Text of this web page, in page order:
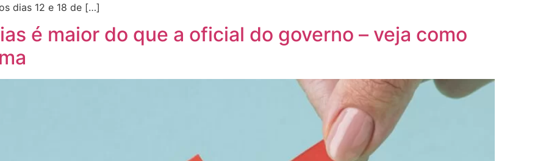
dias 12 e 18 de […]
é maior do que a oficial do governo – veja como